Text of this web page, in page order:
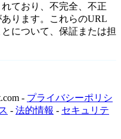
ており、不完全、不正
ります。これらのURL
について、保証または担
- プライバシーポリシ
- 法的情報 - セキュリテ